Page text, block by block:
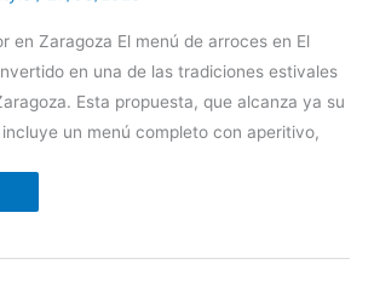
en Zaragoza El menú de arroces en El
en una de las tradiciones estivales
Esta propuesta, que alcanza ya su
un menú completo con aperitivo,